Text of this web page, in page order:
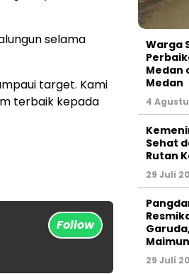
selama
target. Kami
terbaik kepada
Follow
Warga
Medan
Medan
4
Sehat
Rutan
29 Juli
29 Juli